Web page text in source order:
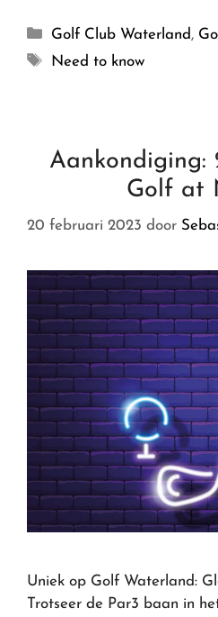
Golf Club Waterland,
Need to know
Aankondiging:
Golf at
20 februari 2023 door
Uniek op Golf Waterland:
Trotseer de Par3 baan in